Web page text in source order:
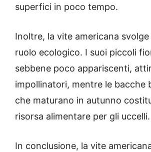
superfici in poco tempo.
Inoltre, la vite americana
ruolo ecologico. I suoi piccoli
sebbene poco appariscenti,
impollinatori, mentre le bacche
che maturano in autunno
risorsa alimentare per gli uccelli.
In conclusione, la vite